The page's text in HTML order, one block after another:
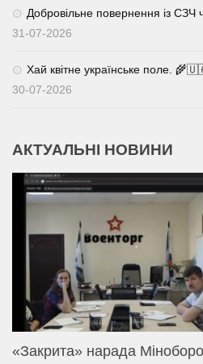
Добровільне повернення із
31-07-2026
Хай квітне українське поле.
30-07-2026
АКТУАЛЬНІ НОВИНИ
«Закрита» нарада